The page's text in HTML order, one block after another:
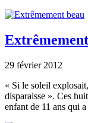
29 février 2012
« Si le soleil
disparaisse ». Ces
enfant de 11 ans qui